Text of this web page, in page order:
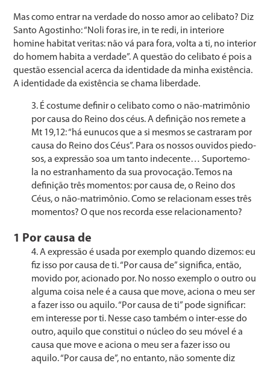
Mas como entrar na verdade do nosso amor ao celiba­to? Diz
Santo Agostinho: “Noli foras ire, in te redi, in inte­riore
homine habitat veritas: não vá para fora, volta a ti, no interior
do homem habita a verdade”. A questão do celiba­to é pois a
questão essencial acerca da identidade da mi­nha existência.
A identidade da existência se chama liberdade.
É costume definir o celibato como o não-matrimônio
por causa do Reino dos céus. A definição nos remete a
Mt 19,12: “há eunucos que a si mesmos se castraram por
causa do Reino dos Céus”. Para os nossos ouvidos piedo­
sos, a expressão soa um tanto indecente… Suportemo-
la no estranhamento da sua provocação. Temos na
definição três momentos: por causa de, o Reino dos
Céus, o não-matrimônio. Como se relacionam esses três
momentos? O que nos recorda esse relacionamento?
1 Por causa de
A expressão é usada por exemplo quando dizemos: eu
fiz isso por causa de ti. “Por causa de” significa, então,
mo­vido por, acionado por. No nosso exemplo o outro ou
al­guma coisa nele é a causa que move, aciona o meu ser
a fazer isso ou aquilo. “Por causa de ti” pode significar:
em interesse por ti. Nesse caso também o inter-esse do
outro, aquilo que constitui o núcleo do seu móvel é a
causa que move e aciona o meu ser a fazer isso ou
aquilo. “Por cau­sa de”, no entanto, não somente diz